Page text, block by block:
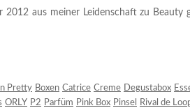
2012 aus meiner Leidenschaft zu
Pretty Boxen Catrice Creme Degustabox
ORLY P2 Parfüm Pink Box Pinsel Rival de